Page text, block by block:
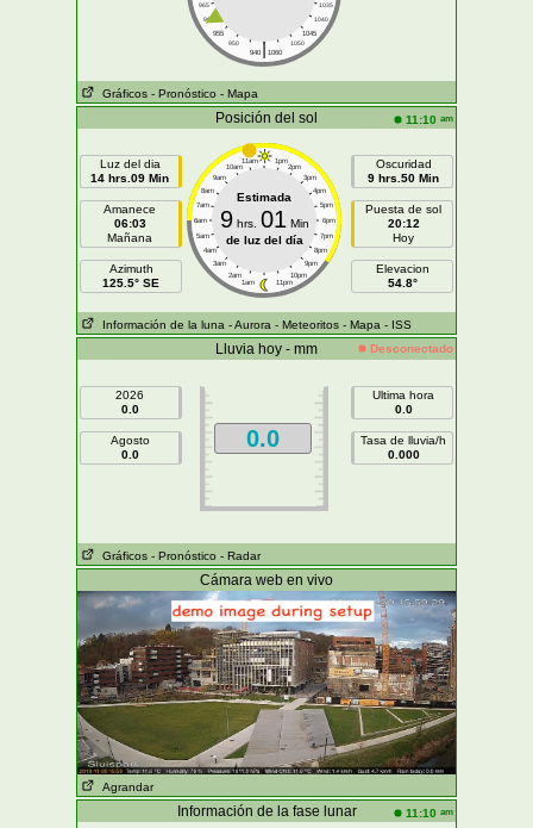
965
1035
960
1040
955
1045
950
1050
|
940 1060
Gráficos - Pronóstico - Mapa
Posición del sol 11:10 am
Luz del dia
14 hrs.09 Min
Amanece
06:03
Mañana
Azimuth
125.5° SE
11am 1pm
10am 2pm
9am 3pm
8am 4pm
7am 5pm
6am 6pm
5am 7pm
4am 8pm
3am 9pm
2am 10pm
1am 11pm
Estimada
9hrs. 01 Min
de luz del día
Oscuridad
9 hrs.50 Min
Puesta de sol
20:12
Hoy
Elevacion
54.8°
Información de la luna - Aurora - Meteoritos - Mapa - ISS
Lluvia hoy - mm Desconectado
2026
0.0
Agosto
0.0
0.0
Ultima hora
0.0
Tasa de lluvia/h
0.000
Gráficos - Pronóstico - Radar
Cámara web en vivo
Agrandar
Información de la fase lunar 11:10 am